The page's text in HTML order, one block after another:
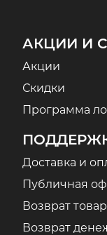
АКЦИИ И
Акции
Скидки
Программа
Доставка и
Публичная
Возврат
Возврат